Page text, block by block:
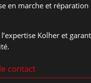
en marche et réparation
Kolher et
contact